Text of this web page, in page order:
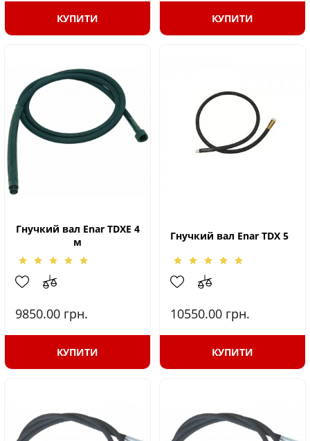
КУПИТИ КУПИТИ
Гнучкий вал Enar TDXE 4
м
9850.00 грн.
КУПИТИ
Гнучкий вал Enar TDX 5
10550.00 грн.
КУПИТИ